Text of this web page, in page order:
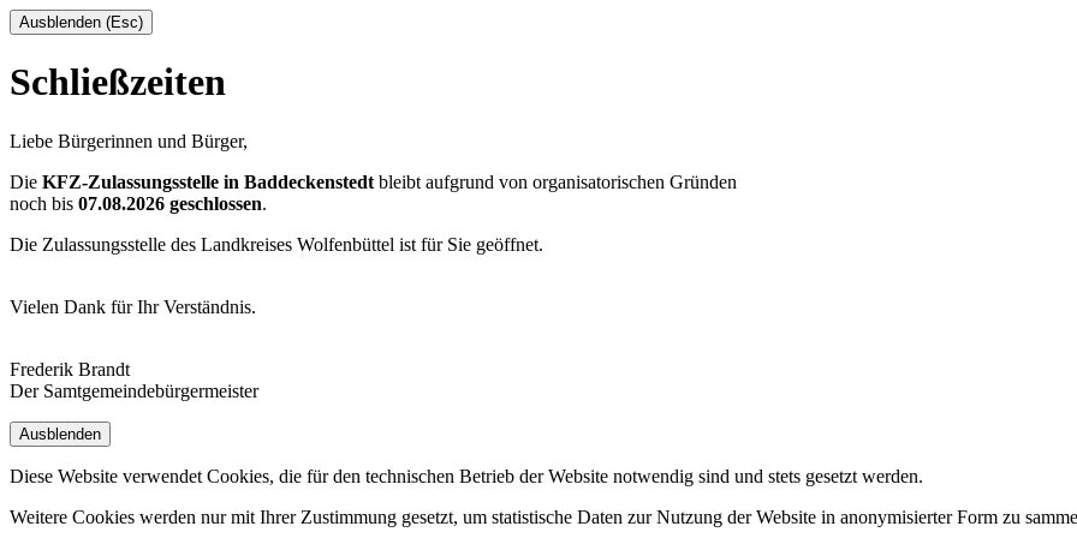
Ausblenden (Esc)
Schließzeiten
Liebe Bürgerinnen und Bürger,
Die KFZ-Zulassungsstelle in Baddeckenstedt bleibt aufgrund von organisatorischen Gründen
noch bis 07.08.2026 geschlossen.
Die Zulassungsstelle des Landkreises Wolfenbüttel ist für Sie geöffnet.
Vielen Dank für Ihr Verständnis.
Frederik Brandt
Der Samtgemeindebürgermeister
Ausblenden
Diese Website verwendet Cookies, die für den technischen Betrieb der Website notwendig sind und stets gesetzt werden.
Weitere Cookies werden nur mit Ihrer Zustimmung gesetzt, um statistische Daten zur Nutzung der Website in anonymisierter Form zu